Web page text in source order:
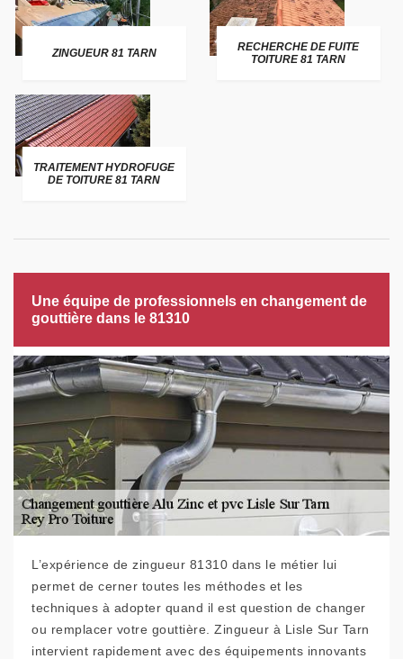
ZINGUEUR 81 TARN
RECHERCHE DE FUITE
TOITURE 81 TARN
TRAITEMENT HYDROFUGE
DE TOITURE 81 TARN
Une équipe de professionnels en changement de
gouttière dans le 81310
L’expérience de zingueur 81310 dans le métier lui
permet de cerner toutes les méthodes et les
techniques à adopter quand il est question de changer
ou remplacer votre gouttière. Zingueur à Lisle Sur Tarn
intervient rapidement avec des équipements innovants